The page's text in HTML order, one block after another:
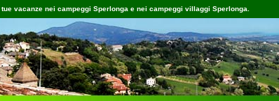
vacanze nei campeggi Sperlonga e nei campeggi villaggi Sperlonga.